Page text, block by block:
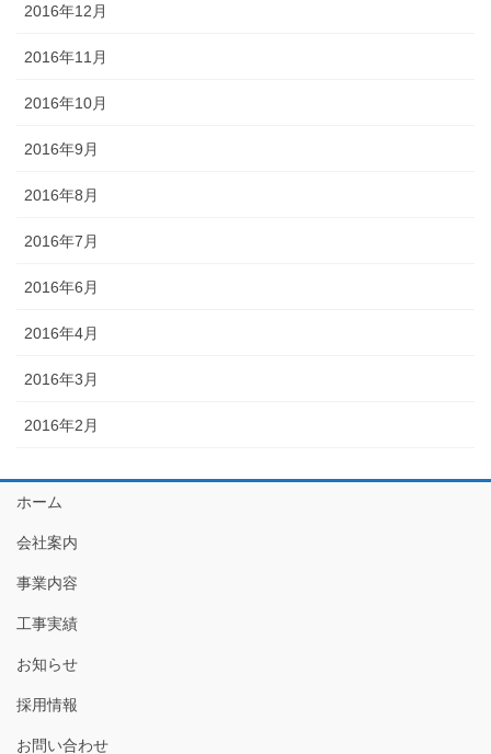
2016年12月
2016年11月
2016年10月
2016年9月
2016年8月
2016年7月
2016年6月
2016年4月
2016年3月
2016年2月
ホーム
会社案内
事業内容
工事実績
お知らせ
採用情報
お問い合わせ